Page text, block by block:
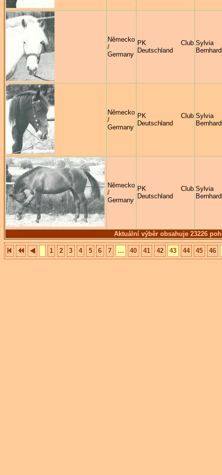
Aktuální výběr obsahuje 23226
Německo
/
Germany
PK Club
Deutschland
Sylvia
Německo
/
Germany
PK Club
Deutschland
Sylvia
Německo
/
Germany
PK Club
Deutschland
Sylvia
1 2 3 4 5 6 7 ... 40 41 42 43 44 45 46